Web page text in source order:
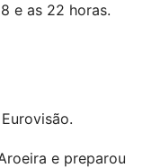
e as 22 horas.
e preparou